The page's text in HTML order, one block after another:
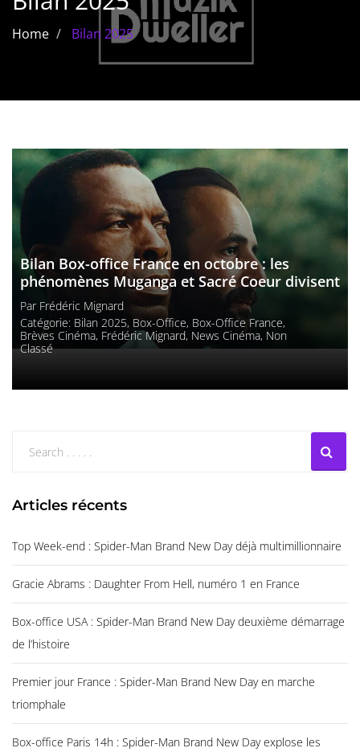
Les films par
interdits
Les Dossiers
Les disparus
Les acteurs
Les actrices
Les réalisateurs
Home Bilan 2025
Bilan Box-office France en octobre : les
phénomènes Muganga et Sacré Coeur divisent
Par Frédéric Mignard
Catégorie: Bilan 2025, Box-Office, Box-Office France,
Brèves Cinéma, Frédéric Mignard, News Cinéma, Non
Classé
Articles récents
Top Week-end : Spider-Man Brand New Day déjà multimillionnaire
Gracie Abrams : Daughter From Hell, numéro 1 en France
Box-office USA : Spider-Man Brand New Day deuxième démarrage
de l’histoire
Premier jour France : Spider-Man Brand New Day en marche
triomphale
Box-office Paris 14h : Spider-Man Brand New Day explose les